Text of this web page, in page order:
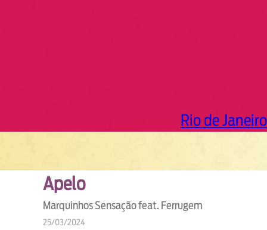
Rio de Janeiro
Apelo
Marquinhos Sensação feat. Ferrugem
25/03/2024